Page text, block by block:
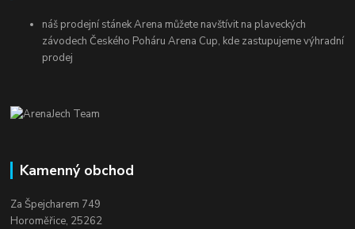
náš prodejní stánek Arena můžete navštívit na plaveckých
závodech Českého Poháru Arena Cup, kde zastupujeme výhradní
prodej
Kamenný obchod
Za Špejcharem 749
Horoměřice, 25262